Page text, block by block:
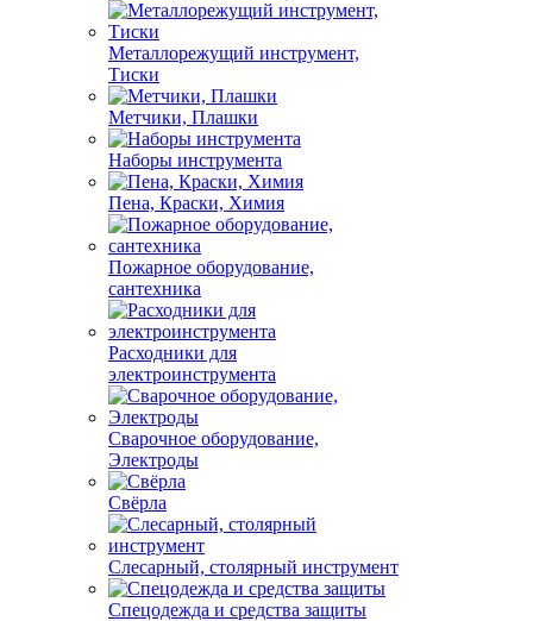
Металлорежущий инструмент,
Тиски
Метчики, Плашки
Наборы инструмента
Пена, Краски, Химия
Пожарное оборудование,
сантехника
Расходники для
электроинструмента
Сварочное оборудование,
Электроды
Свёрла
Слесарный, столярный инструмент
Спецодежда и средства защиты